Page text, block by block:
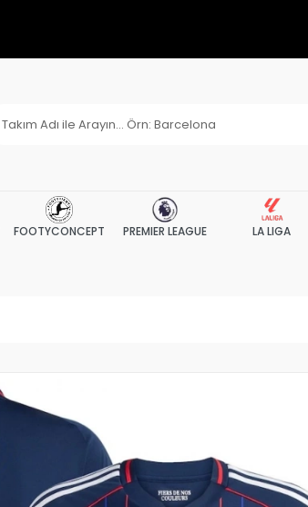
FOOTYCONCEPT PREMIER LEAGUE LA LIGA